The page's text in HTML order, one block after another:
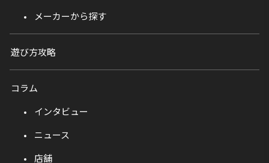
メーカーから探す
遊び方攻略
コラム
インタビュー
ニュース
店舗